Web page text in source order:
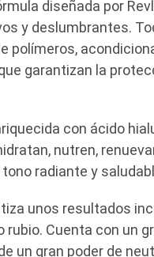
diseñada por
y deslumbrantes.
polímeros,
garantizan la
con ácido
nutren,
radiante y
unos resultados
rubio. Cuenta con un
un gran poder de